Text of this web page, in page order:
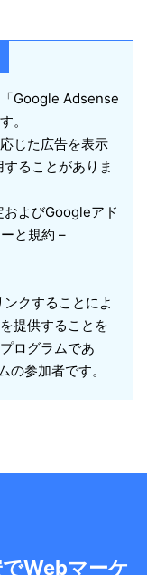
Google Adsense
。
じた広告を表示
ることがありま
よびGoogleアド
と規約 –
クすることによ
提供することを
ログラムであ
参加者です。
Webマーケ